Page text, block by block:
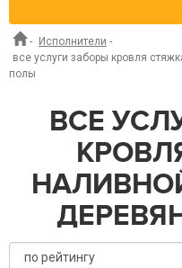
- Исполнители -
все услуги заборы кровля
полы
ВСЕ